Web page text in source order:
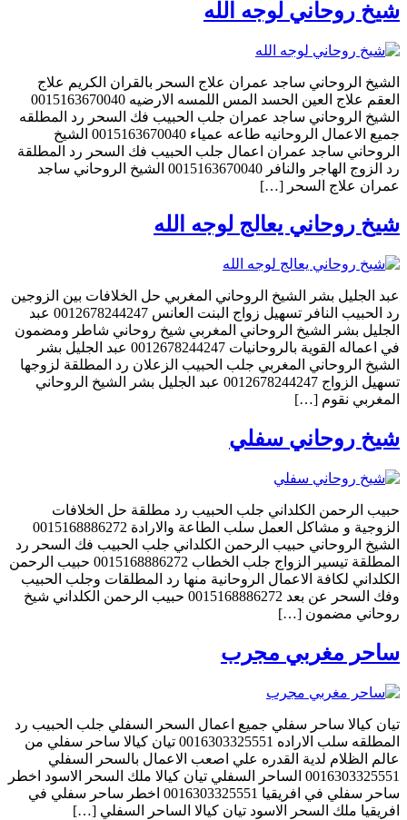
شيخ روحاني لوجه الله
الشيخ الروحاني ساجد عمران علاج السحر بالقران الكريم علاج
العقم علاج العين الحسد المس اللمسه الارضيه 0015163670040
الشيخ الروحاني ساجد عمران جلب الحبيب فك السحر رد المطلقه
جميع الاعمال الروحانيه طاعه عمياء 0015163670040 الشيخ
الروحاني ساجد عمران اعمال جلب الحبيب فك السحر رد المطلقة
رد الزوج الهاجر والنافر 0015163670040 الشيخ الروحاني ساجد
عمران علاج السحر […]
شيخ روحاني يعالج لوجه الله
عبد الجليل بشر الشيخ الروحاني المغربي حل الخلافات بين الزوجين
رد الحبيب النافر تسهيل زواج البنت العانس 0012678244247 عبد
الجليل بشر الشيخ الروحاني المغربي شيخ روحاني شاطر ومضمون
في اعماله القوية بالروحانيات 0012678244247 عبد الجليل بشر
الشيخ الروحاني المغربي جلب الحبيب الزعلان رد المطلقة لزوجها
تسهيل الزواج 0012678244247 عبد الجليل بشر الشيخ الروحاني
المغربي نقوم […]
شيخ روحاني سفلي
حبيب الرحمن الكلداني جلب الحبيب رد مطلقة حل الخلافات
الزوجية و مشاكل العمل سلب الطاعة والارادة 0015168886272
الشيخ الروحاني حبيب الرحمن الكلداني جلب الحبيب فك السحر رد
المطلقة تيسير الزواج جلب الخطاب 0015168886272 حبيب الرحمن
الكلداني لكافة الاعمال الروحانية منها رد المطلقات وجلب الحبيب
وفك السحر عن بعد 0015168886272 حبيب الرحمن الكلداني شيخ
روحاني مضمون […]
ساحر مغربي مجرب
تيان كيالا ساحر سفلي جميع اعمال السحر السفلي جلب الحبيب رد
المطلقه سلب الاراده 0016303325551 تيان كيالا ساحر سفلي من
عالم الظلام لدية القدره علي اصعب الاعمال بالسحر السفلي
0016303325551 الساحر السفلي تيان كيالا ملك السحر الاسود اخطر
ساحر سفلي في افريقيا 0016303325551 اخطر ساحر سفلي في
افريقيا ملك السحر الاسود تيان كيالا الساحر السفلي […]